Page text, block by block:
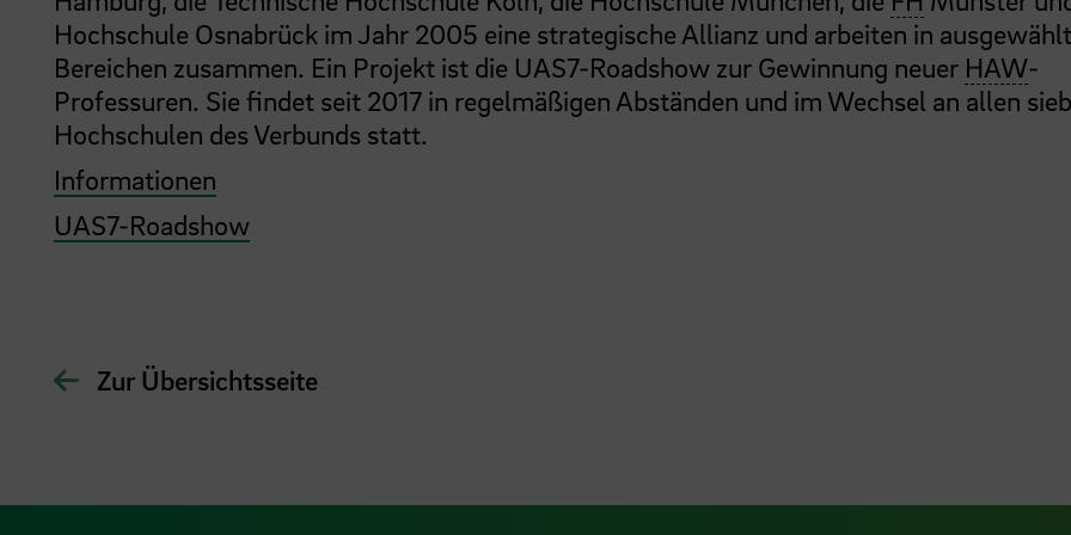
Hochschule Osnabrück im Jahr 2005 eine strategische Allianz und arbeiten in
Bereichen zusammen. Ein Projekt ist die UAS7-Roadshow zur Gewinnung neuer HAW-
Professuren. Sie findet seit 2017 in regelmäßigen Abständen und im Wechsel an allen
Hochschulen des Verbunds statt.
Informationen
UAS7-Roadshow
Zur Übersichtsseite